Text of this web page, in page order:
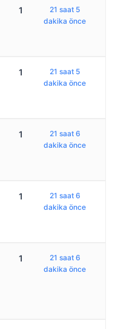
1
21 saat 5
dakika önce
1
21 saat 5
dakika önce
1
21 saat 6
dakika önce
1
21 saat 6
dakika önce
1
21 saat 6
dakika önce